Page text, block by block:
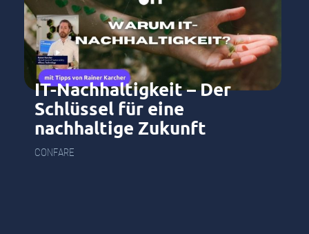
IT-Nachhaltigkeit – Der
Schlüssel für eine
nachhaltige Zukunft
CONFARE